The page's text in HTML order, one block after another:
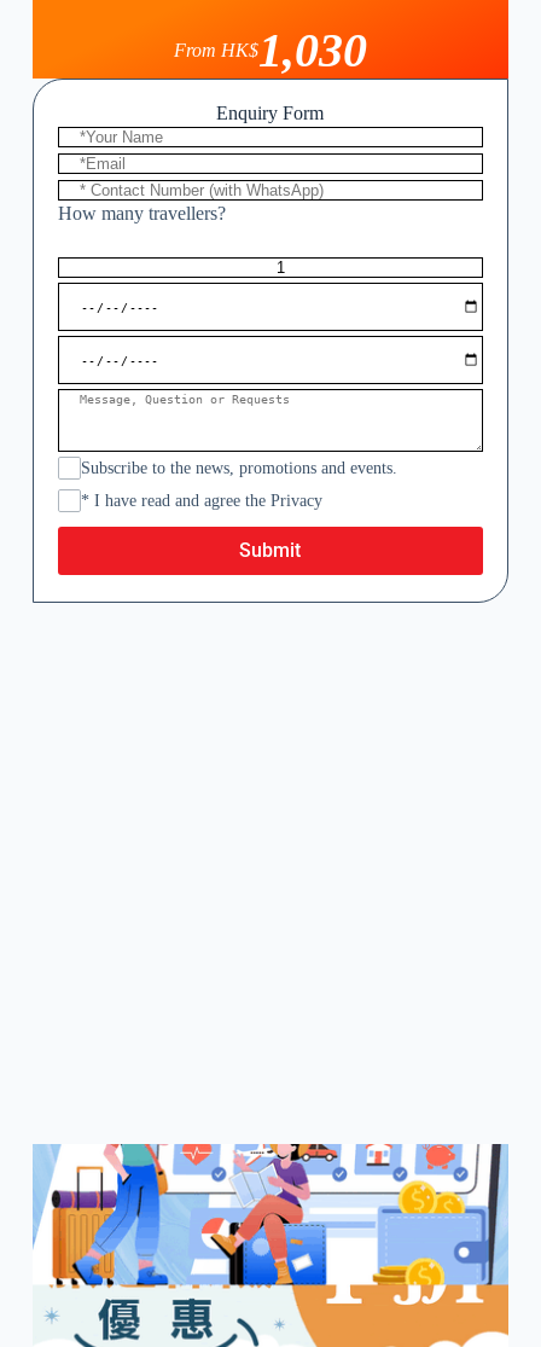
From HK$1,030
Enquiry Form
How many travellers?
Subscribe to the news, promotions and events.
* I have read and agree the Privacy
Submit